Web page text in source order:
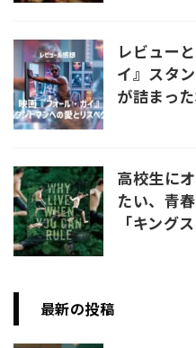
レビュー
イ』スタ
が詰まっ
高校生に
たい、青
「キング
最新の投稿